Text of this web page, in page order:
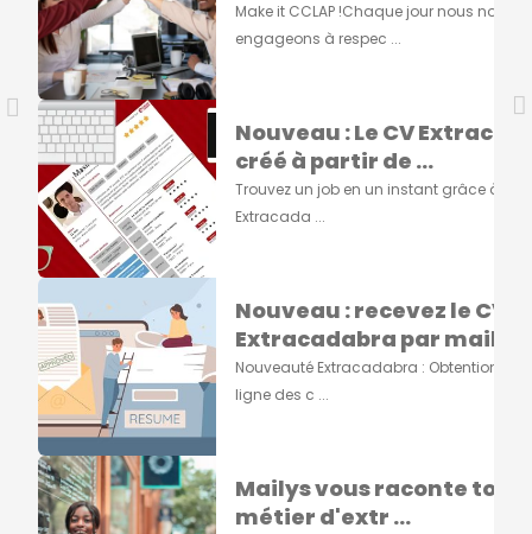
Make it CCLAP !Chaque jour nous nous
engageons à respec ...
Nouveau : Le CV
créé à partir de ...
Trouvez un job en un instant grâce à
Extracada ...
Nouveau : recevez le CV
Extracadabra par mail ...
Nouveauté Extracadabra : Obtention du
ligne des c ...
Mailys vous raconte tout
métier d'extr ...